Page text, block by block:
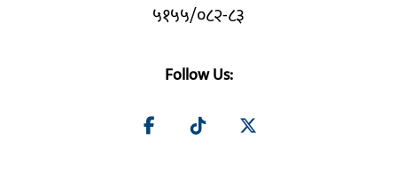
५१५५/०८२-८३
Follow Us: